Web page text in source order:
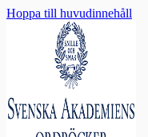
Hoppa till huvudinnehåll